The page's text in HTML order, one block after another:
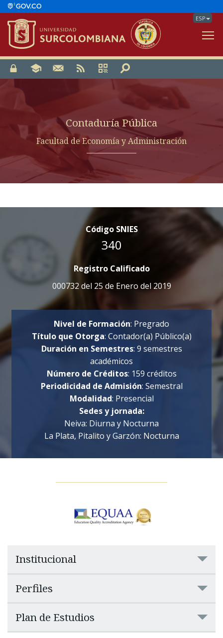
ESP
Contaduría Pública
Facultad de Economía y Administración
Código SNIES
340
Registro Calificado
000732 del 25 de Enero del 2019
Nivel de Formación: Pregrado
Título que Otorga: Contador(a) Público(a)
Duración en Semestres: 9 semestres
académicos
Número de Créditos: 159 créditos
Periodicidad de Admisión: Semestral
Modalidad: Presencial
Sedes y jornada:
Neiva: Diurna y Nocturna
La Plata, Pitalito y Garzón: Nocturna
Institucional
Perfiles
Plan de Estudios